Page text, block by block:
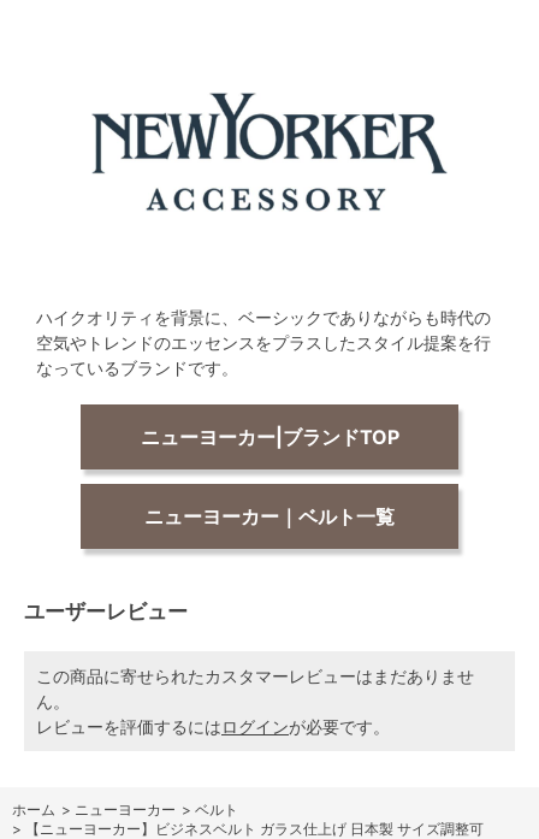
ハイクオリティを背景に、ベーシックでありながらも時代の
空気やトレンドのエッセンスをプラスしたスタイル提案を行
なっているブランドです。
ニューヨーカー|ブランドTOP
ニューヨーカー｜ベルト一覧
ユーザーレビュー
この商品に寄せられたカスタマーレビューはまだありませ
ん。
レビューを評価するにはログインが必要です。
ホーム > ニューヨーカー > ベルト
>
【ニューヨーカー】ビジネスベルト ガラス仕上げ 日本製 サイズ調整可